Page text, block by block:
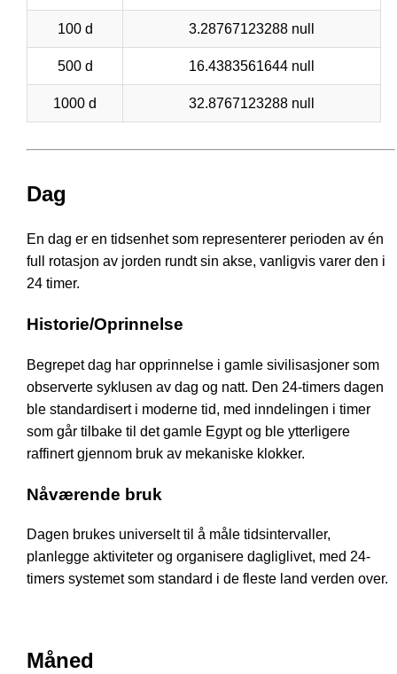
100 d 3.28767123288 null
500 d 16.4383561644 null
1000 d 32.8767123288 null
Dag
En dag er en tidsenhet som representerer perioden av én
full rotasjon av jorden rundt sin akse, vanligvis varer den i
24 timer.
Historie/Oprinnelse
Begrepet dag har opprinnelse i gamle sivilisasjoner som
observerte syklusen av dag og natt. Den 24-timers dagen
ble standardisert i moderne tid, med inndelingen i timer
som går tilbake til det gamle Egypt og ble ytterligere
raffinert gjennom bruk av mekaniske klokker.
Nåværende bruk
Dagen brukes universelt til å måle tidsintervaller,
planlegge aktiviteter og organisere dagliglivet, med 24-
timers systemet som standard i de fleste land verden over.
Måned